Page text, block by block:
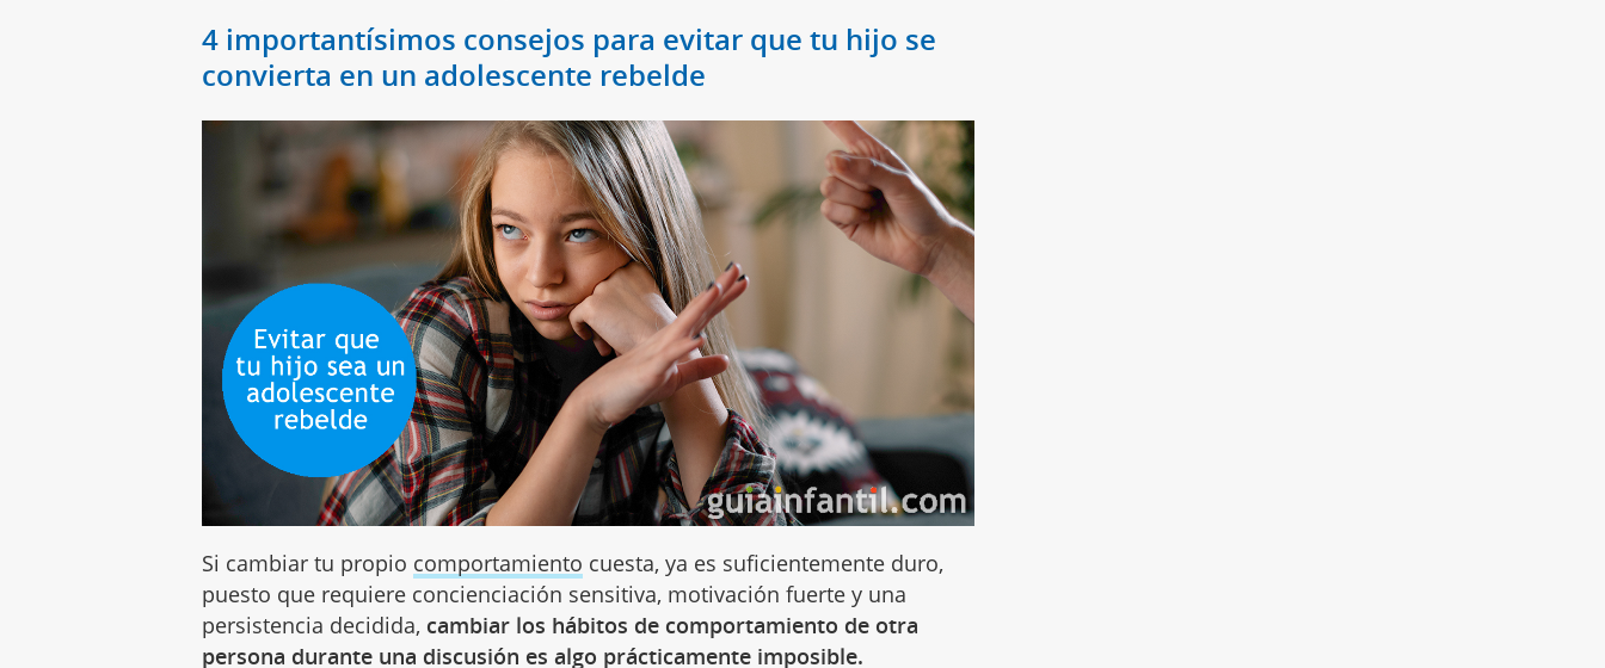
4 importantísimos consejos para evitar que tu hijo se
convierta en un adolescente rebelde
Si cambiar tu propio comportamiento cuesta, ya es suficientemente duro,
puesto que requiere concienciación sensitiva, motivación fuerte y una
persistencia decidida, cambiar los hábitos de comportamiento de otra
persona durante una discusión es algo prácticamente imposible.